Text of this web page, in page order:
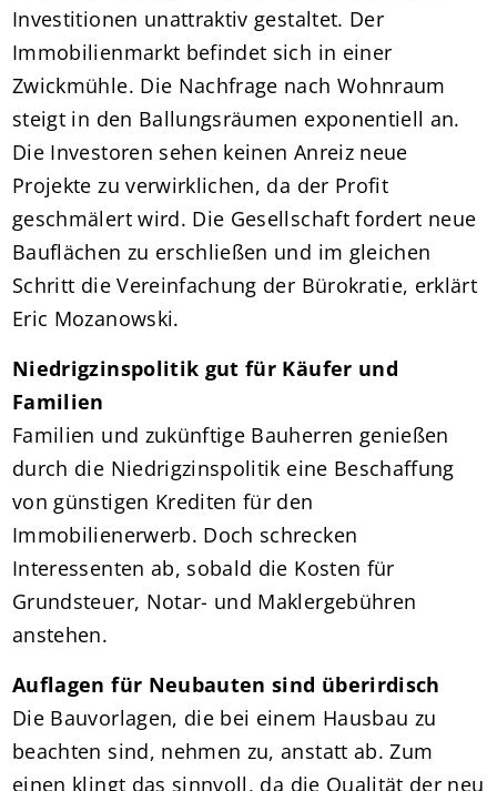
Investitionen unattraktiv gestaltet. Der
Immobilienmarkt befindet sich in einer
Zwickmühle. Die Nachfrage nach Wohnraum
steigt in den Ballungsräumen exponentiell an.
Die Investoren sehen keinen Anreiz neue
Projekte zu verwirklichen, da der Profit
geschmälert wird. Die Gesellschaft fordert neue
Bauflächen zu erschließen und im gleichen
Schritt die Vereinfachung der Bürokratie, erklärt
Eric Mozanowski.
Niedrigzinspolitik gut für Käufer und
Familien
Familien und zukünftige Bauherren genießen
durch die Niedrigzinspolitik eine Beschaffung
von günstigen Krediten für den
Immobilienerwerb. Doch schrecken
Interessenten ab, sobald die Kosten für
Grundsteuer, Notar- und Maklergebühren
anstehen.
Auflagen für Neubauten sind überirdisch
Die Bauvorlagen, die bei einem Hausbau zu
beachten sind, nehmen zu, anstatt ab. Zum
einen klingt das sinnvoll, da die Qualität der neu